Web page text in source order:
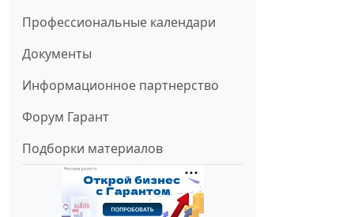
Профессиональные календари
Документы
Информационное партнерство
Форум Гарант
Подборки материалов